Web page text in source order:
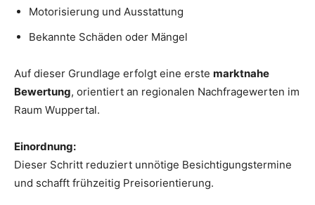
Motorisierung und Ausstattung
Bekannte Schäden oder Mängel
Auf dieser Grundlage erfolgt eine erste marktnahe
Bewertung, orientiert an regionalen Nachfragewerten im
Raum Wuppertal.
Einordnung:
Dieser Schritt reduziert unnötige Besichtigungstermine
und schafft frühzeitig Preisorientierung.